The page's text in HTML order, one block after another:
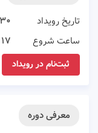
تاریخ رویداد
۳۰ بهمن ۱۴۰۰
ساعت شروع
۱۷
ثبت‌نام در رویداد
معرفی دوره